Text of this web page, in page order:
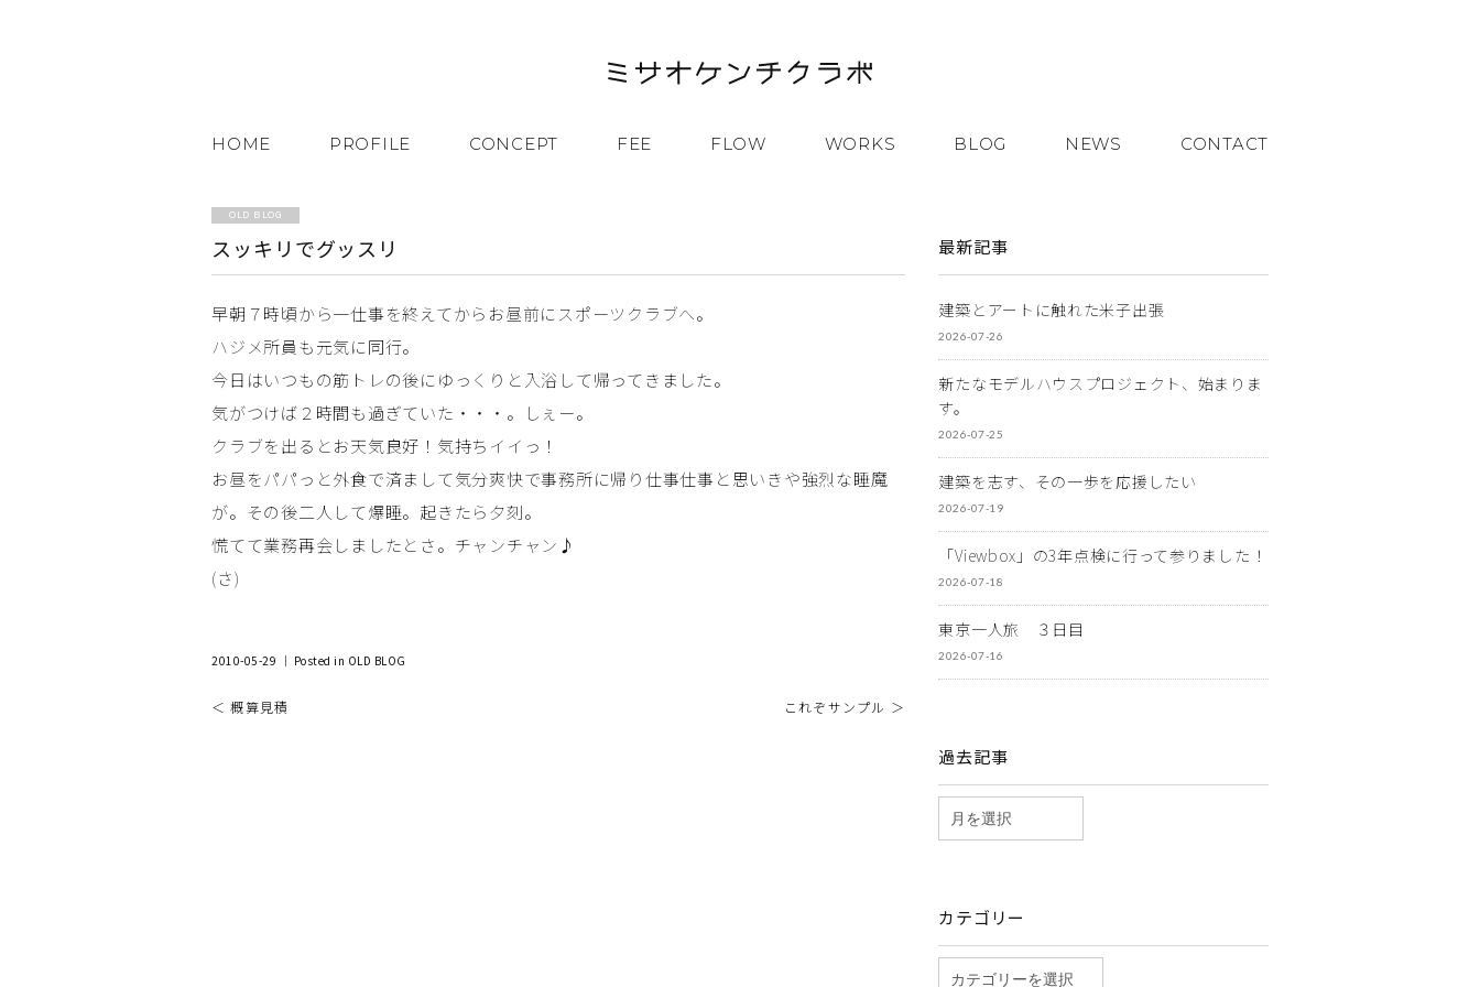
HOME PROFILE CONCEPT FEE FLOW WORKS BLOG NEWS CONTACT
OLD BLOG
スッキリでグッスリ
早朝７時頃から一仕事を終えてからお昼前にスポーツクラブへ。
ハジメ所員も元気に同行。
今日はいつもの筋トレの後にゆっくりと入浴して帰ってきました。
気がつけば２時間も過ぎていた・・・。しぇー。
クラブを出るとお天気良好！気持ちイイっ！
お昼をパパっと外食で済まして気分爽快で事務所に帰り仕事仕事と思いきや強烈な睡魔
が。その後二人して爆睡。起きたら夕刻。
慌てて業務再会しましたとさ。チャンチャン♪
(さ)
2010-05-29 ｜ Posted in OLD BLOG
＜ 概算見積 これぞサンプル ＞
最新記事
建築とアートに触れた米子出張
2026-07-26
新たなモデルハウスプロジェクト、始まりま
す。
2026-07-25
建築を志す、その一歩を応援したい
2026-07-19
「Viewbox」の3年点検に行って参りました！
2026-07-18
東京一人旅 ３日目
2026-07-16
過去記事
カテゴリー